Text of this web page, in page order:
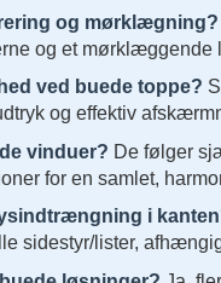
og mørklægning?
og et mørklæggende
ved buede toppe?
og effektiv
vinduer? De følger
for en samlet,
i
sidestyr/lister,